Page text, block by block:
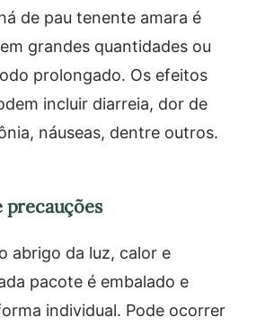
de pau tenente amara é
grandes quantidades ou
prolongado. Os efeitos
incluir diarreia, dor de
náuseas, dentre outros.
precauções
abrigo da luz, calor e
pacote é embalado e
individual. Pode ocorrer